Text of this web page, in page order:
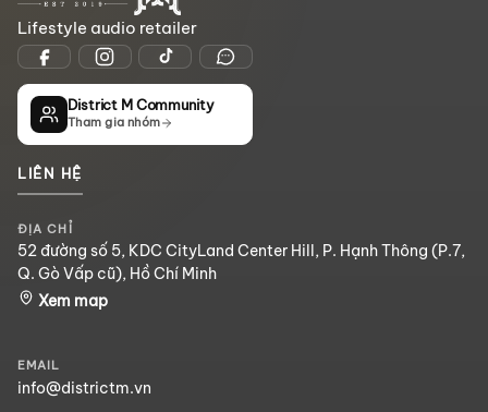
Lifestyle audio retailer
District M Community
Tham gia nhóm
LIÊN HỆ
ĐỊA CHỈ
52 đường số 5, KDC CityLand Center Hill, P. Hạnh Thông (P.7,
Q. Gò Vấp cũ), Hồ Chí Minh
Xem map
EMAIL
info@districtm.vn